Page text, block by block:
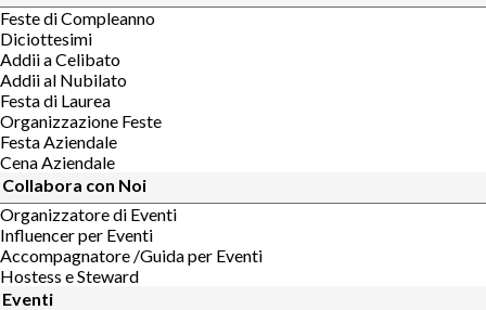
Feste di Compleanno
Diciottesimi
Addii a Celibato
Addii al Nubilato
Festa di Laurea
Organizzazione Feste
Festa Aziendale
Cena Aziendale
Collabora con Noi
Organizzatore di Eventi
Influencer per Eventi
Accompagnatore /Guida per Eventi
Hostess e Steward
Eventi